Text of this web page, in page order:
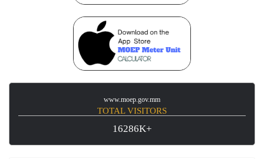
www.moep.gov.mm
TOTAL VISITORS
16286K+